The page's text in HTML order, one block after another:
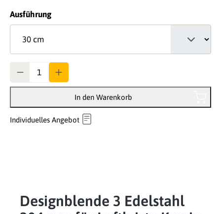
Ausführungauswählen
In den Warenkorb
Individuelles Angebot
Designblende 3 Edelstahl